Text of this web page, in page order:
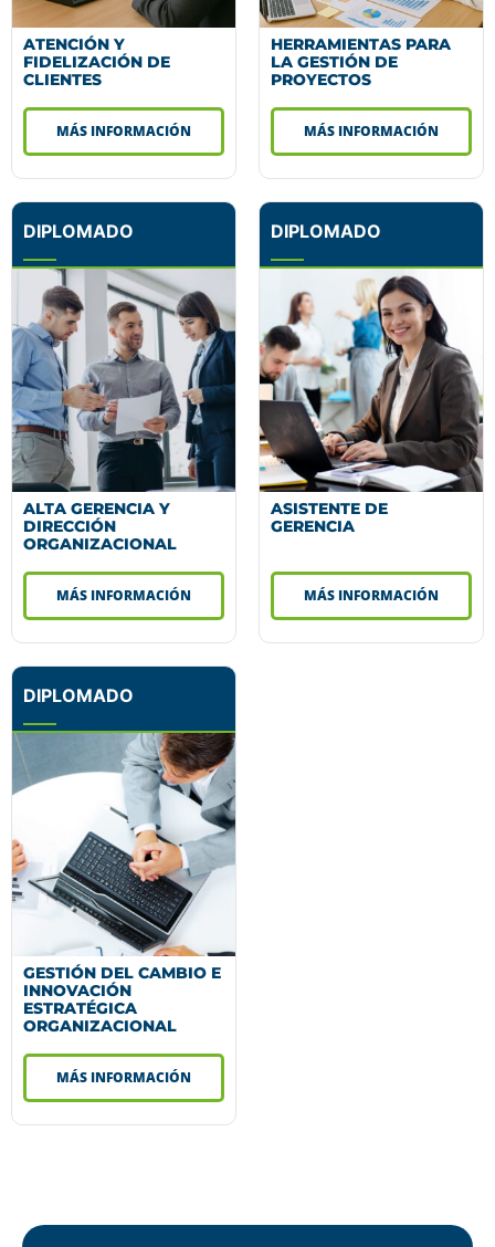
ATENCIÓN Y
FIDELIZACIÓN DE
CLIENTES
MÁS INFORMACIÓN
HERRAMIENTAS PARA
LA GESTIÓN DE
PROYECTOS
MÁS INFORMACIÓN
DIPLOMADO
ALTA GERENCIA Y
DIRECCIÓN
ORGANIZACIONAL
MÁS INFORMACIÓN
DIPLOMADO
ASISTENTE DE
GERENCIA
MÁS INFORMACIÓN
DIPLOMADO
GESTIÓN DEL CAMBIO E
INNOVACIÓN
ESTRATÉGICA
ORGANIZACIONAL
MÁS INFORMACIÓN